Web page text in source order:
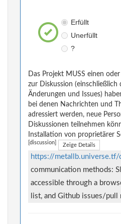
Erfüllt
Unerfüllt
?
Das Projekt MUSS einen
zur Diskussion (einschließlich
Änderungen und Issues)
bei denen Nachrichten und
adressiert werden, neue
Diskussionen teilnehmen
Installation von proprietärer
[discussion] Zeige Details
https://metallb.universe.tf/
communication methods:
accessible through a
list, and Github issues/pull